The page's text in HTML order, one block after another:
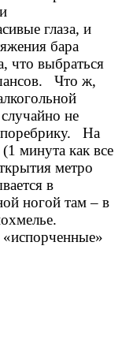
глаза, и
бара
что выбраться
Что ж,
не
поребрику. На
минута как все
метро
в
ногой там – в